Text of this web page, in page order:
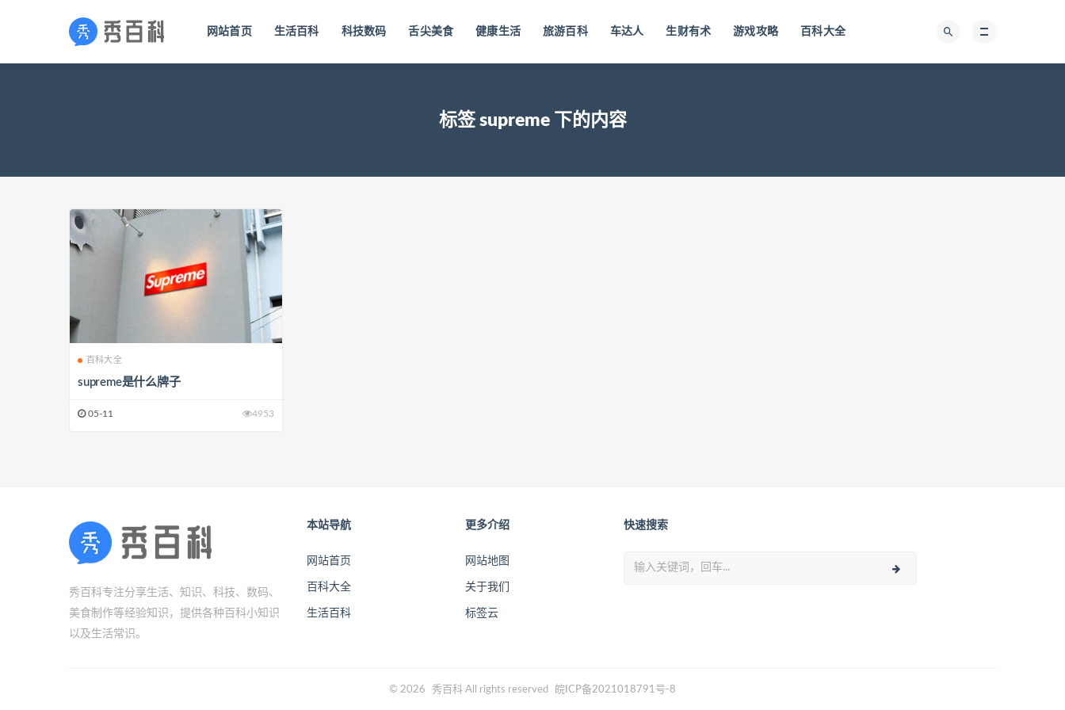
网站首页 生活百科 科技数码 舌尖美食 健康生活 旅游百科 车达人 生财有术 游戏攻略 百科大全
标签 supreme 下的内容
百科大全
supreme是什么牌子
05-11 4953
秀百科专注分享生活、知识、科技、数码、
美食制作等经验知识，提供各种百科小知识
以及生活常识。
本站导航
网站首页
百科大全
生活百科
更多介绍
网站地图
关于我们
标签云
快速搜索
© 2026 秀百科 All rights reserved 皖ICP备2021018791号-8